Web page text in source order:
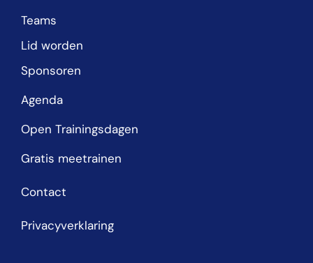
Teams
Lid worden
Sponsoren
Agenda
Open Trainingsdagen
Gratis meetrainen
Contact
Privacyverklaring